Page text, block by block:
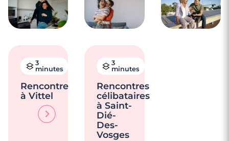
3
minutes
Rencontre
à Vittel
3
minutes
Rencontres
célibataires
à Saint-
Dié-
Des-
Vosges